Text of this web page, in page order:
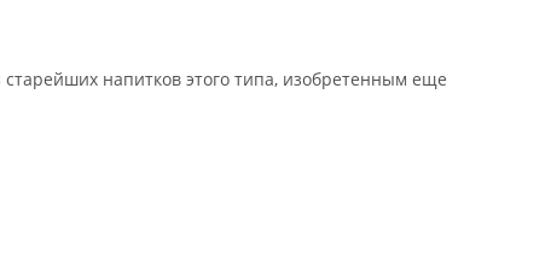
напитков этого типа, изобретенным еще